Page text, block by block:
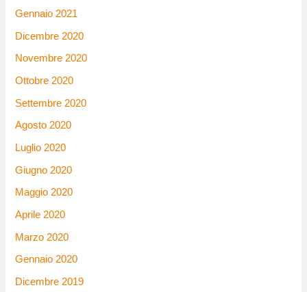
Gennaio 2021
Dicembre 2020
Novembre 2020
Ottobre 2020
Settembre 2020
Agosto 2020
Luglio 2020
Giugno 2020
Maggio 2020
Aprile 2020
Marzo 2020
Gennaio 2020
Dicembre 2019